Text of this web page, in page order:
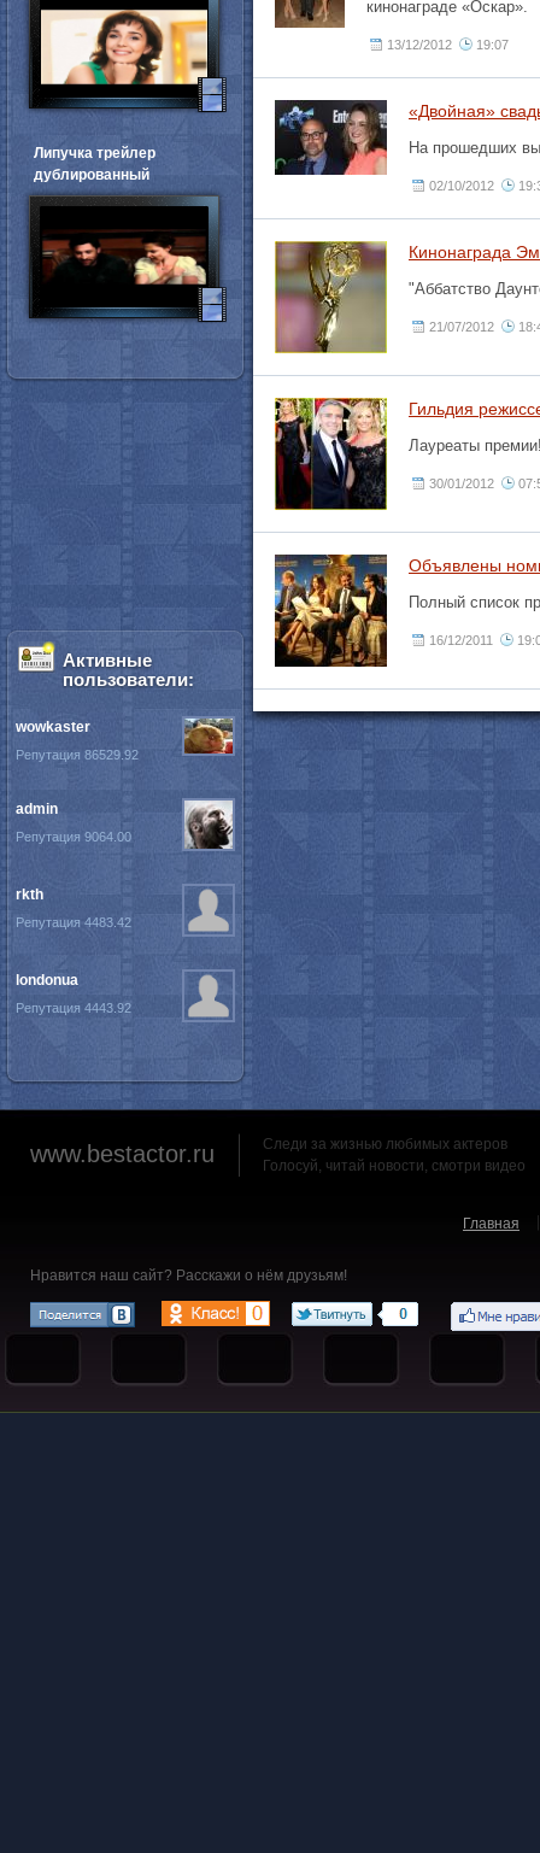
кинонаграде «Оскар».
13/12/2012 19:07
«Двойная»
На прошедших
02/10/2012
Кинонаграда
"Аббатство
21/07/2012
Гильдия
Лауреаты
30/01/2012
Объявлены
Полный список
16/12/2011
Липучка трейлер
дублированный
Активные
пользователи:
wowkaster
Репутация 86529.92
admin
Репутация 9064.00
rkth
Репутация 4483.42
londonua
Репутация 4443.92
www.bestactor.ru
Следи за жизнью любимых актеров
Голосуй, читай новости, смотри видео
Главная
Нравится наш сайт? Расскажи о нём друзьям!